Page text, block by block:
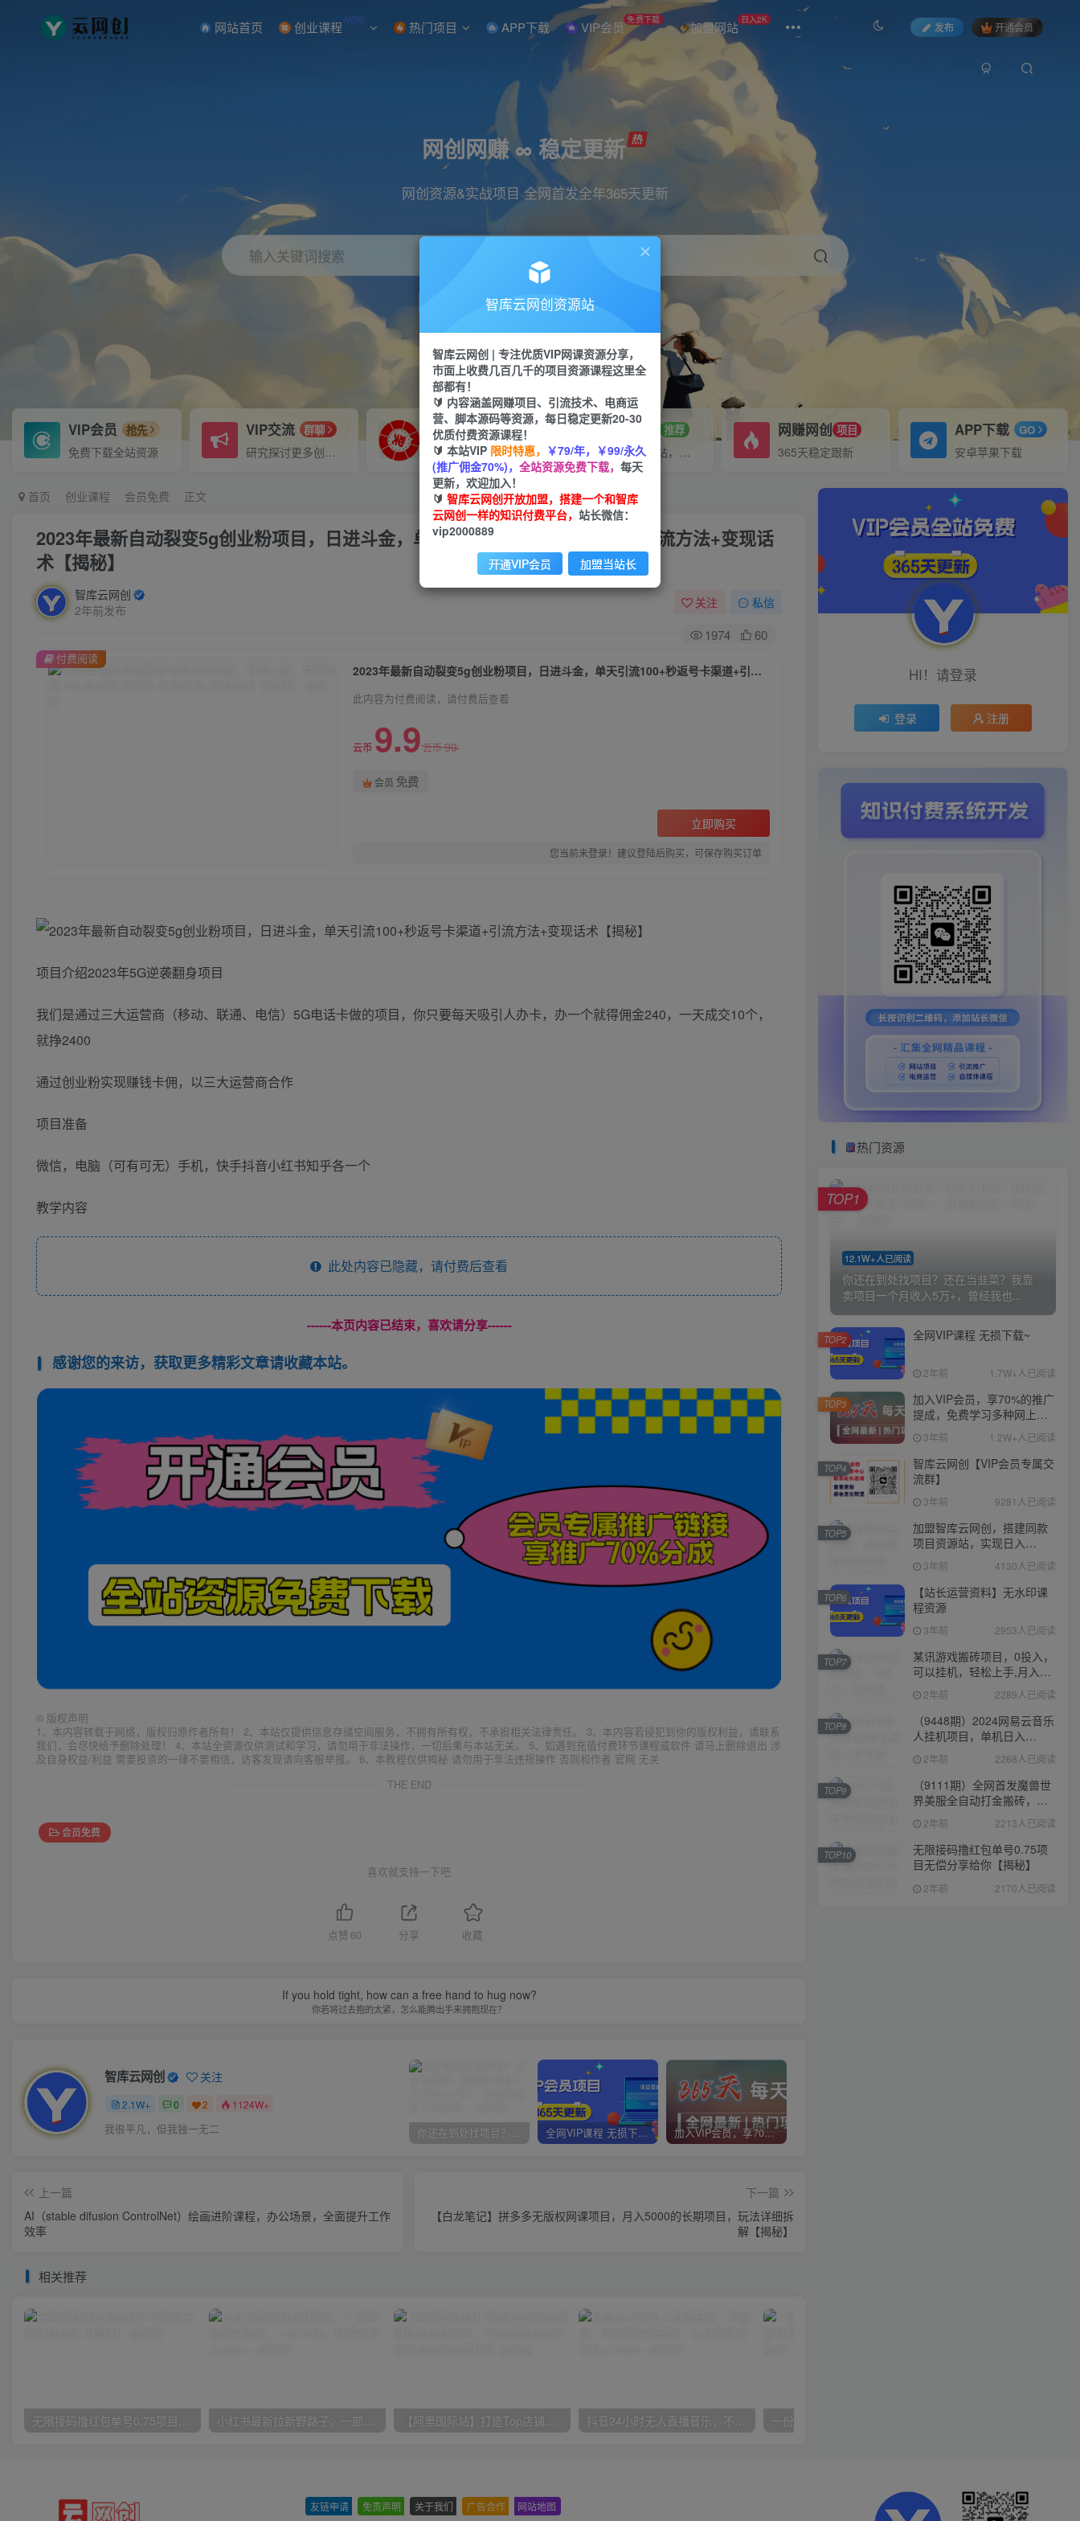
网站首页 创业课程 NEW 热门项目 APP下载 VIP会员 免费下载 加盟网站 日入2K
发布 开通会员
网创网赚 ∞ 稳定更新
网创资源&实战项目 全网首发全年365天更新
输入关键词搜索
直播 小红书 剪辑
VIP会员 抢先
免费下载全站资源
VIP交流 群聊
研究探讨更多创业项目路子。
VIP推广
70%分佣
会员专属推广链接
招募站长 推荐
搭建同款网站，自己当老板
网赚网创 项目
365天稳定跟新
APP下载 GO
安卓苹果下载
首页 创业课程 会员免费 正文
2023年最新自动裂变5g创业粉项目，日进斗金，单天引流100+秒返号卡渠道+引流方法+变现话
术【揭秘】
智库云网创
2年前发布
关注 私信
1974 60
2023年最新自动裂变5g创业粉项目，日进斗金，单天引流100+秒返号卡渠道+引流方法+变现话术【揭秘】
此内容为付费阅读，请付费后查看
云币 9.9云币99
会员 免费
立即购买
您当前未登录！建议登陆后购买，可保存购买订单
付费阅读
项目介绍2023年5G逆袭翻身项目
我们是通过三大运营商（移动、联通、电信）5G电话卡做的项目，你只要每天吸引人办卡，办一个就得佣金240，一天成交10个，
就挣2400
通过创业粉实现赚钱卡佣，以三大运营商合作
项目准备
微信，电脑（可有可无）手机，快手抖音小红书知乎各一个
教学内容
此处内容已隐藏，请付费后查看
------本页内容已结束，喜欢请分享------
感谢您的来访，获取更多精彩文章请收藏本站。
© 版权声明
1、本内容转载于网络，版权归原作者所有！ 2、本站仅提供信息存储空间服务，不拥有所有权，不承担相关法律责任。 3、本内容若侵犯到你的版权利益，请联系
我们，会尽快给予删除处理！ 4、本站全资源仅供测试和学习，请勿用于非法操作，一切后果与本站无关。 5、如遇到充值付费环节课程或软件 请马上删除退出 涉
及自身权益/利益 需要投资的一律不要相信，访客发现请向客服举报。 6、本教程仅供揭秘 请勿用于非法违规操作 否则和作者 官网 无关
THE END
会员免费
喜欢就支持一下吧
点赞 60 分享 收藏
If you hold tight, how can a free hand to hug now?
你若将过去抱的太紧，怎么能腾出手来拥抱现在？
智库云网创 关注
2.1W+ 0 2 1124W+
我很平凡，但我独一无二 你还在到处找项目？还在当韭菜？我靠卖项目一个月收入5万+，曾经我也是个失败者。 全网VIP课程 无损下载~ 加入VIP会员，享70%的推广提成，免费学习多种网上创业课程，菜鸟秒变大神！
上一篇
AI（stable difusion ControlNet）绘画进阶课程，办公场景，全面提升工作
效率
下一篇
【白龙笔记】拼多多无版权网课项目，月入5000的长期项目，玩法详细拆
解【揭秘】
相关推荐
无限接码撸红包单号0.75项目无偿分享给你【揭秘】 小红书最新拉新野路子，一部手机即可操作，一单15块，做得好日入2000+ 【阿里国际站】打造Top店铺&获得优质询盘客户，​95%的国际站讲师不会说的运营技巧 抖音24小时无人直播音乐，不违规，不封号纯撸音浪，小白实操当天日入1000+
HI！请登录
登录 注册
热门资源
12.1W+人已阅读
你还在到处找项目？还在当韭菜？我靠
卖项目一个月收入5万+，曾经我也...
TOP1
全网VIP课程 无损下载~
2年前 1.7W+人已阅读
TOP2
加入VIP会员，享70%的推广
提成，免费学习多种网上创
业课程，菜鸟秒变大神！
3年前 1.2W+人已阅读
TOP3
智库云网创【VIP会员专属交
流群】
3年前 9281人已阅读
TOP4
加盟智库云网创，搭建同款
项目资源站，实现日入
2000+
3年前 4130人已阅读
TOP5
【站长运营资料】无水印课
程资源
3年前 2953人已阅读
TOP6
某讯游戏搬砖项目，0投入，
可以挂机，轻松上手,月入
3000+上不封顶
2年前 2289人已阅读
TOP7
（9448期）2024网易云音乐
人挂机项目，单机日入
150+，无脑月入5000+
2年前 2268人已阅读
TOP8
（9111期）全网首发魔兽世
界美服全自动打金搬砖，日
入1000+，简单好操作，保
姆级教学
2年前 2213人已阅读
TOP9
无限接码撸红包单号0.75项
目无偿分享给你【揭秘】
2年前 2170人已阅读
TOP10
友链申请 免责声明 关于我们 广告合作 网站地图
智库云网创资源站
智库云网创 | 专注优质VIP网课资源分享，
市面上收费几百几千的项目资源课程这里全
部都有！
🔰 内容涵盖网赚项目、引流技术、电商运
营、脚本源码等资源，每日稳定更新20-30
优质付费资源课程！
🔰 本站VIP 限时特惠， ￥79/年，￥99/永久
(推广佣金70%)， 全站资源免费下载， 每天
更新，欢迎加入！
🔰 智库云网创开放加盟，搭建一个和智库
云网创一样的知识付费平台， 站长微信：
vip2000889
开通VIP会员 加盟当站长